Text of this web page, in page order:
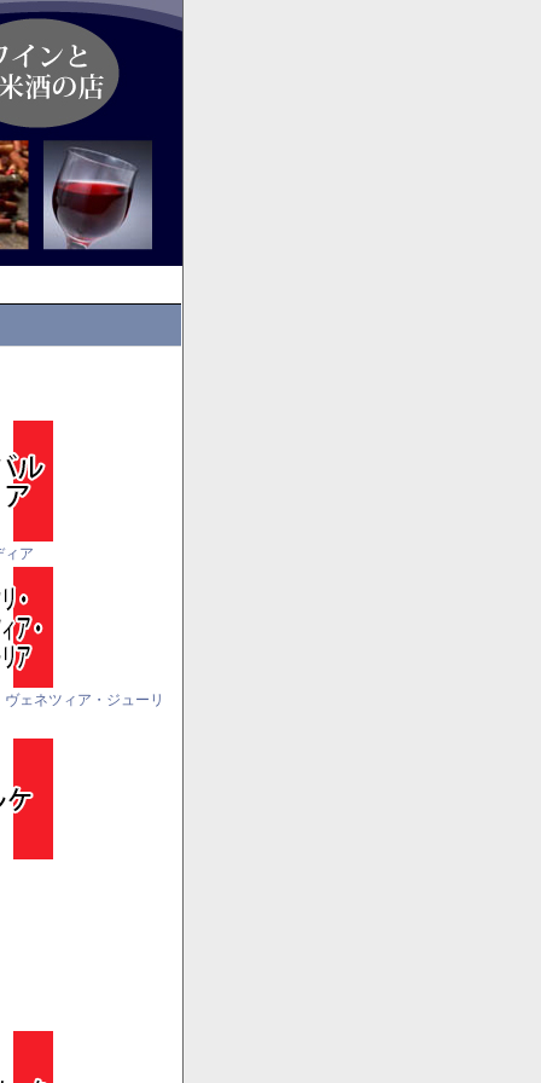
ィア
ヴェネツィア・ジューリ